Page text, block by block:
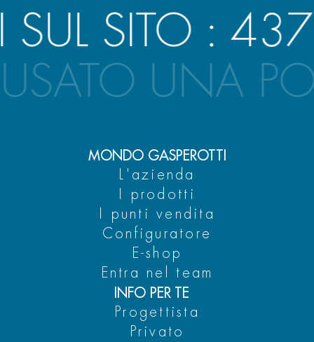
SITO :4372
UNA
MONDO GASPEROTTI
L'azienda
I prodotti
I punti vendita
Configuratore
E-shop
Entra nel team
INFO PER TE
Progettista
Privato